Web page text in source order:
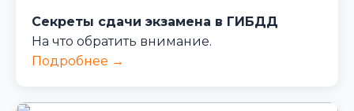
Секреты сдачи экзамена в ГИБДД
На что обратить внимание.
Подробнее →